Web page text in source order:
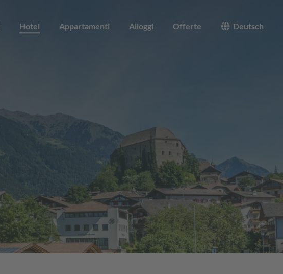
Hotel Appartamenti Alloggi Offerte Deutsch